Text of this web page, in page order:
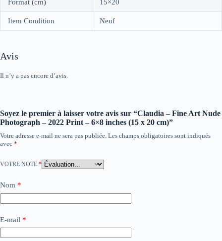
Format (cm) 15×20
Item Condition Neuf
Avis
Il n’y a pas encore d’avis.
Soyez le premier à laisser votre avis sur “Claudia – Fine Art Nude
Photograph – 2022 Print – 6×8 inches (15 x 20 cm)”
Votre adresse e-mail ne sera pas publiée. Les champs obligatoires sont indiqués
avec *
VOTRE NOTE *
Nom *
E-mail *